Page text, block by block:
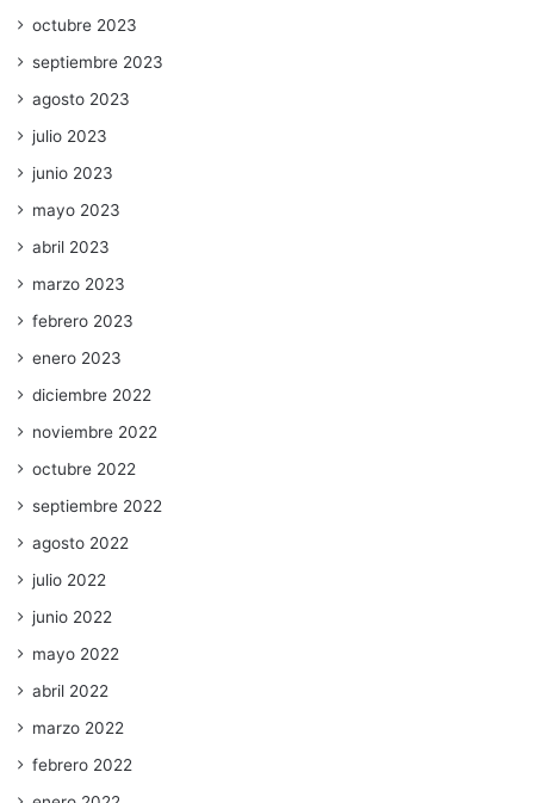
octubre 2023
septiembre 2023
agosto 2023
julio 2023
junio 2023
mayo 2023
abril 2023
marzo 2023
febrero 2023
enero 2023
diciembre 2022
noviembre 2022
octubre 2022
septiembre 2022
agosto 2022
julio 2022
junio 2022
mayo 2022
abril 2022
marzo 2022
febrero 2022